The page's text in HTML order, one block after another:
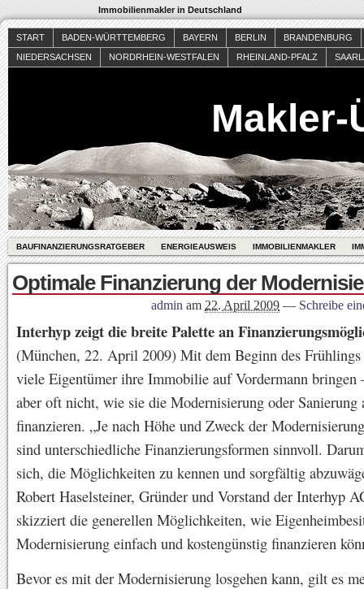
Immobilienmakler in Deutschland
START BADEN-WÜRTTEMBERG BAYERN BERLIN
BRANDENBURG
NIEDERSACHSEN
NORDRHEIN-WESTFALEN RHEINLAND-PFALZ
Makler-
BAUFINANZIERUNGSRATGEBER ENERGIEAUSWEIS IMMOBILIENMAKLER
Optimale Finanzierung der
admin am 22. April 2009 — Schreibe
Interhyp zeigt die breite Palette an
(München, 22. April 2009) Mit dem Beginn des Frühlings
viele Eigentümer ihre Immobilie auf Vordermann bringen
aber oft nicht, wie sie die Modernisierung oder Sanierung
finanzieren. „Je nach Höhe und Zweck der
sind unterschiedliche Finanzierungsformen sinnvoll.
sich, die Möglichkeiten zu kennen und sorgfältig
Robert Haselsteiner, Gründer und Vorstand der Interhyp
skizziert die generellen Möglichkeiten, wie
Modernisierung einfach und kostengünstig finanzieren
Bevor es mit der Modernisierung losgehen kann, gilt es